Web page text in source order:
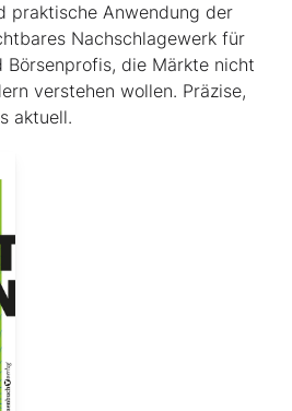
praktische Anwendung der
Nachschlagewerk für
Börsenprofis, die Märkte nicht
verstehen wollen. Präzise,
aktuell.